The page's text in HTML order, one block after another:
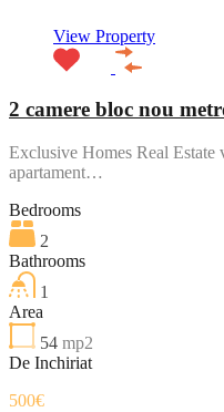
View Property
2 camere bloc nou
Exclusive Homes Real Estate
apartament…
Bedrooms
2
Bathrooms
1
Area
54 mp2
De Inchiriat
500€